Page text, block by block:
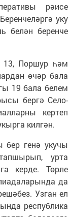
рәисе
уку
белән беренче
13, Поршур һәм
өчәр бала
19 бала белем
бергә Село-
кертеп
килгән.
бер генә укучы
урта
керде. Төрле
да
Узган ел
республика